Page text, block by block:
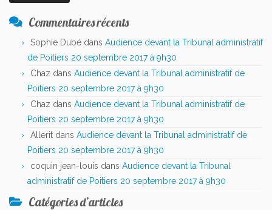
Commentaires récents
Sophie Dubé dans Audience devant la Tribunal administratif
de Poitiers 20 septembre 2017 à 9h30
Chaz dans Audience devant la Tribunal administratif de
Poitiers 20 septembre 2017 à 9h30
Chaz dans Audience devant la Tribunal administratif de
Poitiers 20 septembre 2017 à 9h30
Allerit dans Audience devant la Tribunal administratif de
Poitiers 20 septembre 2017 à 9h30
coquin jean-louis dans Audience devant la Tribunal
administratif de Poitiers 20 septembre 2017 à 9h30
Catégories d’articles